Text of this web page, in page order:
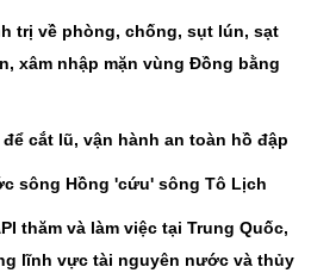
trị về phòng, chống, sụt lún, sạt
xâm nhập mặn vùng Đồng bằng
cắt lũ, vận hành an toàn hồ đập
sông Hồng 'cứu' sông Tô Lịch
thăm và làm việc tại Trung Quốc,
lĩnh vực tài nguyên nước và thủy